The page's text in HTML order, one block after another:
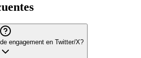
engagement en Twitter/X?